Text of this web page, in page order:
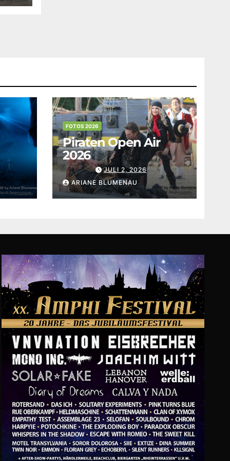
FOTOS 2026
Piraten Open Air
2026
JULI 2, 2026
ARIANE BLUMENAU